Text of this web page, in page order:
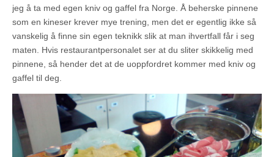
jeg å ta med egen kniv og gaffel fra Norge. Å beherske pinnene
som en kineser krever mye trening, men det er egentlig ikke så
vanskelig å finne sin egen teknikk slik at man ihvertfall får i seg
maten. Hvis restaurantpersonalet ser at du sliter skikkelig med
pinnene, så hender det at de uoppfordret kommer med kniv og
gaffel til deg.